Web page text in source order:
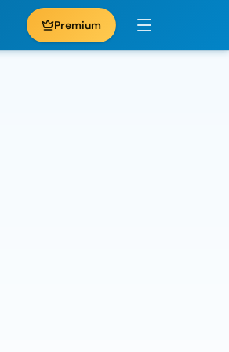
Premium